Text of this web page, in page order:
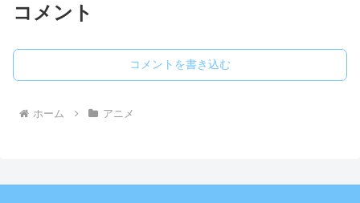
コメント
コメントを書き込む
ホーム アニメ